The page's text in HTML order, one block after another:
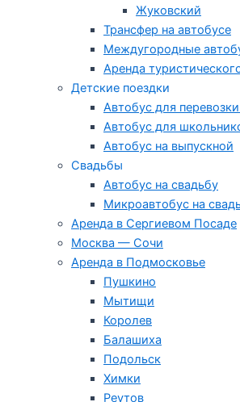
Жуковский
Трансфер на автобусе
Междугородные
Аренда
Детские поездки
Автобус для
Автобус для
Автобус на выпускной
Свадьбы
Автобус на свадьбу
Микроавтобус на
Аренда в Сергиевом Посаде
Москва — Сочи
Аренда в Подмосковье
Пушкино
Мытищи
Королев
Балашиха
Подольск
Химки
Реутов